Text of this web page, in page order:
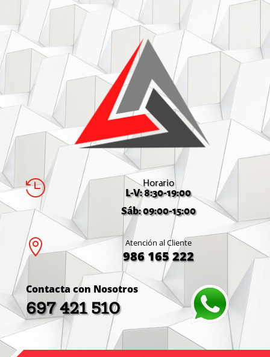
 Horario
L-V: 8:30-19:00
Sáb: 09:00-15:00
 Atención al Cliente
986 165 222
Contacta con Nosotros
697 421 510